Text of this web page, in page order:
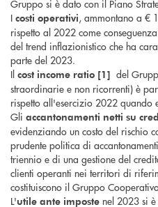
Gruppo si è dato con il Piano
I costi operativi, ammontano a €
rispetto al 2022 come
del trend inflazionistico che ha
parte del 2023.
Il cost income ratio [1] del
straordinarie e non ricorrenti) è
rispetto all'esercizio 2022 quando
Gli accantonamenti netti su
evidenziando un costo del rischio
prudente politica di
triennio e di una gestione del
clienti operanti nei territori di
costituiscono il Gruppo
L'utile ante imposte nel 2023 si